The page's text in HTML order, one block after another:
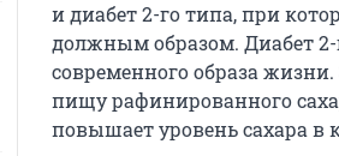
и диабет 2-го типа, при
должным образом. Диабет 2-
современного образа
пищу рафинированного
повышает уровень сахара в